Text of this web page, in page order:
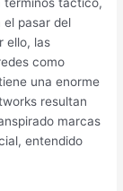
el pasar del
ello, las
como
una enorme
resultan
marcas
entendido